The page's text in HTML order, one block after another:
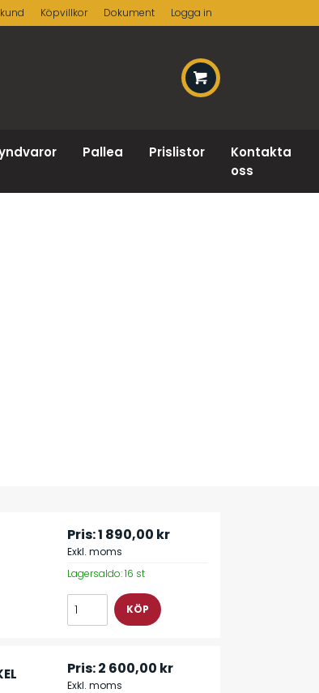
Köpvillkor Dokument Logga in
Pallea Prislistor
Kontakta
oss
Pris:1 890,00 kr
Exkl. moms
Lagersaldo: 16 st
Pris:2 600,00 kr
Exkl. moms